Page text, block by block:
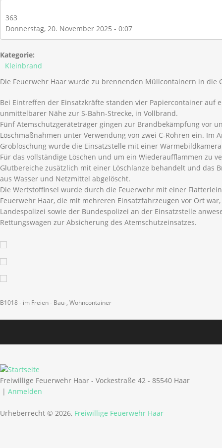
363
Donnerstag, 20. November 2025 - 0:07
Kategorie:
Kleinbrand
Die Feuerwehr Haar wurde zu brennenden Müllcontainern in die
Bei Eintreffen der Einsatzkräfte standen vier Papiercontainer auf
unmittelbarer Nähe zur S-Bahn-Strecke, in Vollbrand.
Fünf Atemschutzgeräteträger gingen zur Brandbekämpfung vor
Löschmaßnahmen unter Verwendung von zwei C-Rohren ein. Im
Groblöschung wurde die Einsatzstelle mit einer
Für das vollständige Löschen und um ein Wiederaufflammen zu
Glutbereiche zusätzlich mit einer Löschlanze behandelt und das
aus Wasser und Netzmittel abgelöscht.
Die Wertstoffinsel wurde durch die Feuerwehr mit einer
Feuerwehr Haar, die mit mehreren Einsatzfahrzeugen vor Ort
Landespolizei sowie der Bundespolizei an der Einsatzstelle
Rettungswagen zur Absicherung des Atemschutzeinsatzes.
B1018 - im Freien - Bau-, Wohncontainer
Freiwillige Feuerwehr Haar - Vockestraße 42 - 85540 Haar
| Anmelden
Urheberrecht © 2026, Freiwillige Feuerwehr Haar